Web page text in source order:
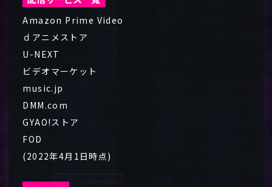
Amazon Prime Video
ｄアニメストア
U-NEXT
ビデオマーケット
music.jp
DMM.com
GYAO!ストア
FOD
(2022年4月1日時点)